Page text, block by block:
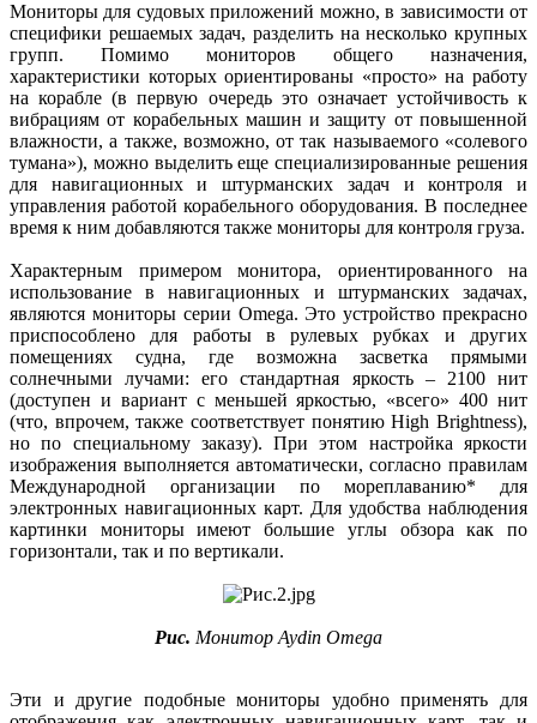
Мониторы для судовых приложений можно, в зависимости от
специфики решаемых задач, разделить на несколько крупных
групп. Помимо мониторов общего назначения,
характеристики которых ориентированы «просто» на работу
на корабле (в первую очередь это означает устойчивость к
вибрациям от корабельных машин и защиту от повышенной
влажности, а также, возможно, от так называемого «солевого
тумана»), можно выделить еще специализированные решения
для навигационных и штурманских задач и контроля и
управления работой корабельного оборудования. В последнее
время к ним добавляются также мониторы для контроля груза.
Характерным примером монитора, ориентированного на
использование в навигационных и штурманских задачах,
являются мониторы серии Omega. Это устройство прекрасно
приспособлено для работы в рулевых рубках и других
помещениях судна, где возможна засветка прямыми
солнечными лучами: его стандартная яркость – 2100 нит
(доступен и вариант с меньшей яркостью, «всего» 400 нит
(что, впрочем, также соответствует понятию High Brightness),
но по специальному заказу). При этом настройка яркости
изображения выполняется автоматически, согласно правилам
Международной организации по мореплаванию* для
электронных навигационных карт. Для удобства наблюдения
картинки мониторы имеют большие углы обзора как по
горизонтали, так и по вертикали.
Рис. Монитор Aydin Omega
Эти и другие подобные мониторы удобно применять для